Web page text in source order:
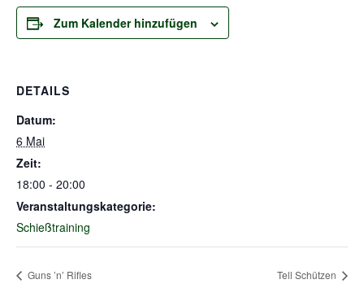
Zum Kalender hinzufügen
DETAILS
Datum:
6 Mai
Zeit:
18:00 - 20:00
Veranstaltungskategorie:
Schießtraining
Guns ’n’ Rifles Tell Schützen